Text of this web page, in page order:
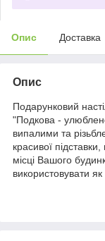
Опис Доставка
Опис
Подарунковий
"Подкова -
випалими та
красивої
місці Вашого
використовувати